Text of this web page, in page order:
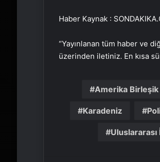
Haber Kaynak :
“Yayınlanan tüm haber ve
üzerinden iletiniz. En kısa
Amerika
Karadeniz